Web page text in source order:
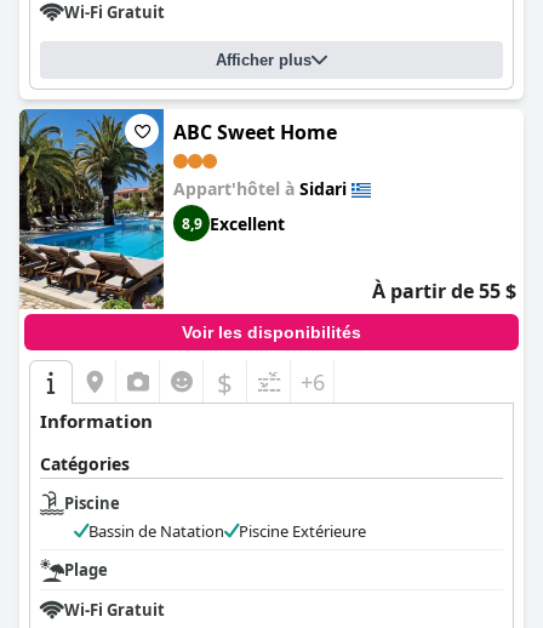
Wi-Fi Gratuit
Afficher plus
ABC Sweet Home
Appart'hôtel à Sidari
8,9 Excellent
À partir de 55 $
Voir les disponibilités
$ +6
Information
Catégories
Piscine
Bassin de Natation
Piscine Extérieure
Plage
Wi-Fi Gratuit